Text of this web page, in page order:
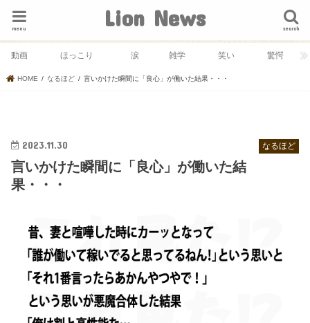
Lion News search
menu
動画 ほっこり 涙 雑学 笑い 驚愕
HOME なるほど 言いかけた瞬間に「良心」が働いた結果・・・
なるほど
2023.11.30
言いかけた瞬間に「良心」が働いた結
果・・・